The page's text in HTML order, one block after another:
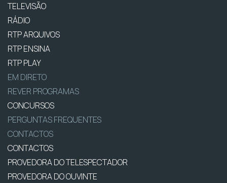
TELEVISÃO
RÁDIO
RTP ARQUIVOS
RTP ENSINA
RTP PLAY
EM DIRETO
REVER PROGRAMAS
CONCURSOS
PERGUNTAS FREQUENTES
CONTACTOS
CONTACTOS
PROVEDORA DO TELESPECTADOR
PROVEDORA DO OUVINTE